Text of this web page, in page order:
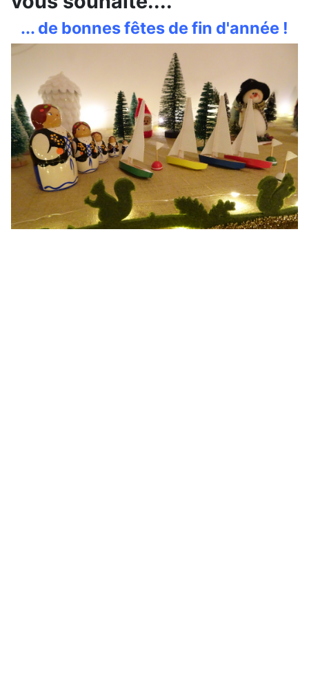
... de bonnes fêtes de fin d'année !